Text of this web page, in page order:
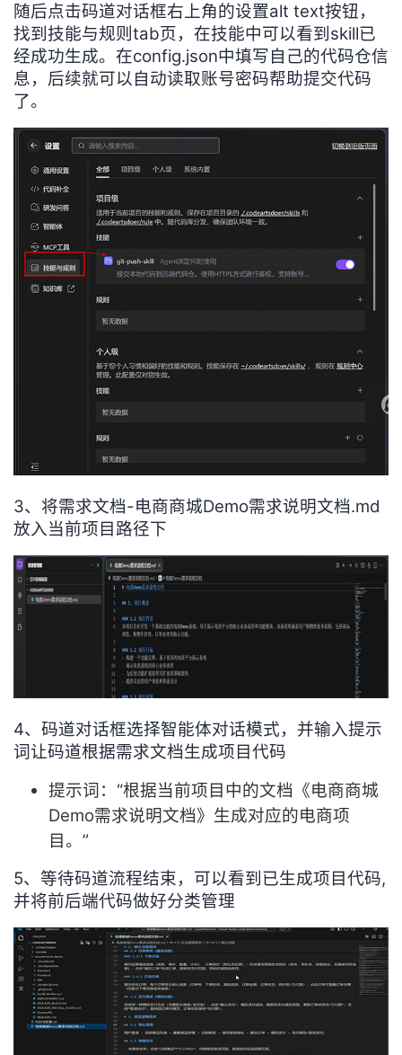
随后点击码道对话框右上角的设置alt text按钮，
找到技能与规则tab页，在技能中可以看到skill已
经成功生成。在config.json中填写自己的代码仓信
息，后续就可以自动读取账号密码帮助提交代码
了。
3、将需求文档-电商商城Demo需求说明文档.md
放入当前项目路径下
4、码道对话框选择智能体对话模式，并输入提示
词让码道根据需求文档生成项目代码
提示词：“根据当前项目中的文档《电商商城
Demo需求说明文档》生成对应的电商项
目。”
5、等待码道流程结束，可以看到已生成项目代码,
并将前后端代码做好分类管理